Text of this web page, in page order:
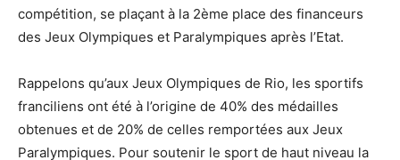
compétition, se plaçant à la 2ème place des financeurs
des Jeux Olympiques et Paralympiques après l’Etat.
Rappelons qu’aux Jeux Olympiques de Rio, les sportifs
franciliens ont été à l’origine de 40% des médailles
obtenues et de 20% de celles remportées aux Jeux
Paralympiques. Pour soutenir le sport de haut niveau la